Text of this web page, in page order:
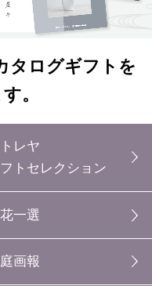
タログギフトを
。
レヤ
トセレクション
一選
画報